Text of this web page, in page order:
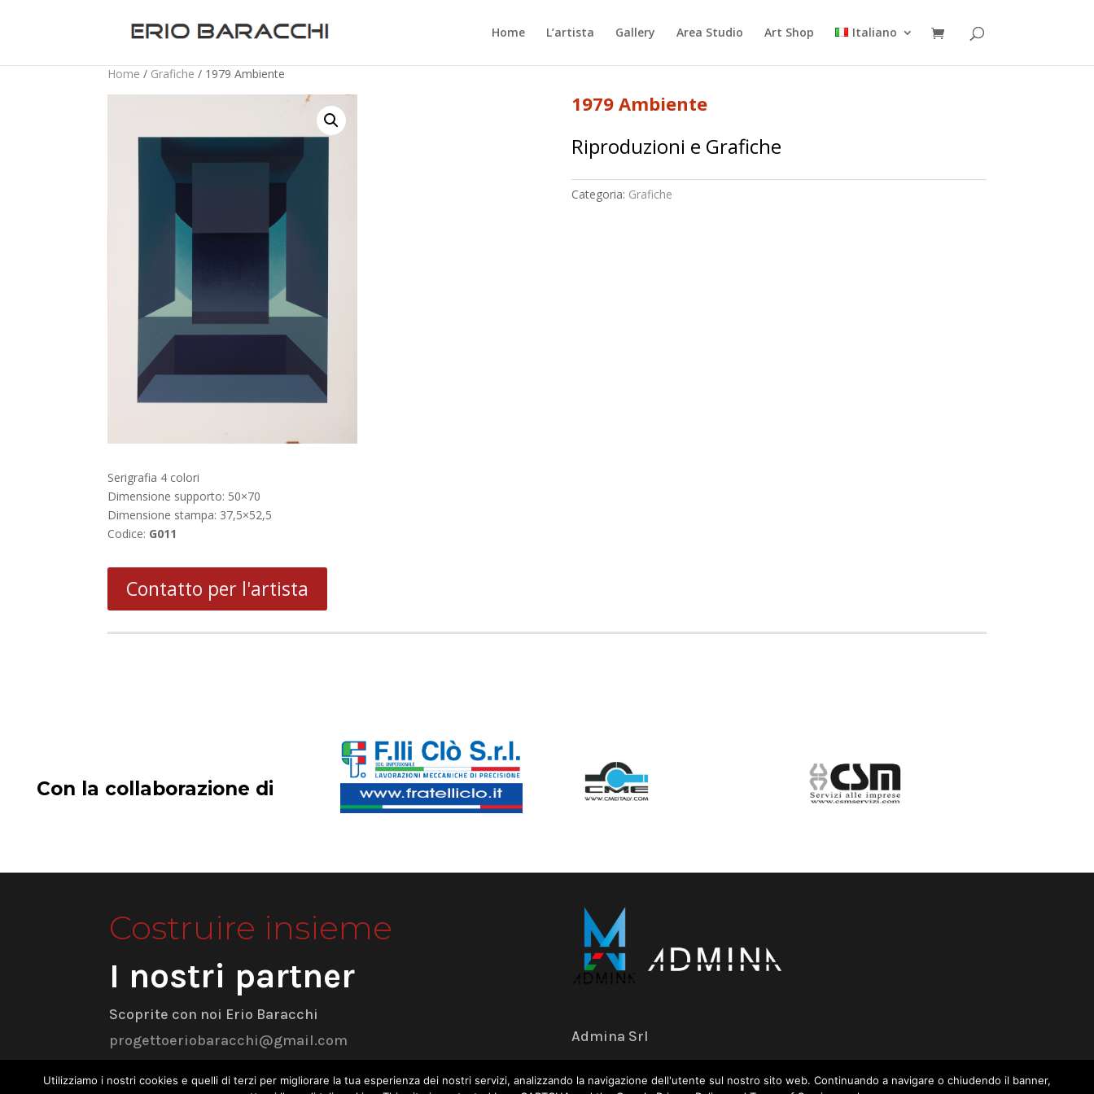
Home L’artista Gallery Area Studio Art Shop Italiano
Home / Grafiche / 1979 Ambiente
Serigrafia 4 colori
Dimensione supporto: 50×70
Dimensione stampa: 37,5×52,5
Codice: G011
Contatto per l'artista
1979 Ambiente
Riproduzioni e Grafiche
Categoria: Grafiche
Con la collaborazione di
Costruire insieme
I nostri partner
Scoprite con noi Erio Baracchi
progettoeriobaracchi@gmail.com
Admina Srl
Via dell’Industria 18 – 41043 Formigine (MO)
Utilizziamo i nostri cookies e quelli di terzi per migliorare la tua esperienza dei nostri servizi, analizzando la navigazione dell'utente sul nostro sito web. Continuando a navigare o chiudendo il banner,